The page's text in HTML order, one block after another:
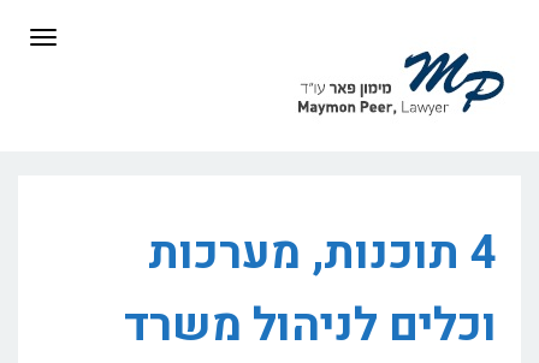
4 תוכנות, מערכות
וכלים לניהול משרד